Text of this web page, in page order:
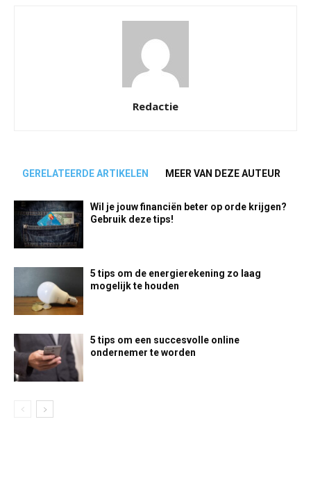
Redactie
GERELATEERDE ARTIKELEN MEER VAN DEZE AUTEUR
Wil je jouw financiën beter op orde krijgen?
Gebruik deze tips!
5 tips om de energierekening zo laag
mogelijk te houden
5 tips om een succesvolle online
ondernemer te worden